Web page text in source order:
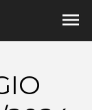
menu